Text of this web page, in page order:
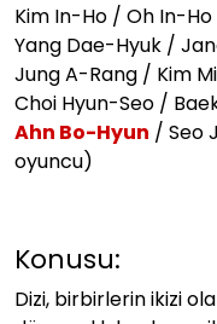
Kim In-Ho / Oh In-Ho
Yang Dae-Hyuk /
Jung A-Rang / Kim
Choi Hyun-Seo /
Ahn Bo-Hyun / Seo
oyuncu)
Konusu:
Dizi, birbirlerin ikizi